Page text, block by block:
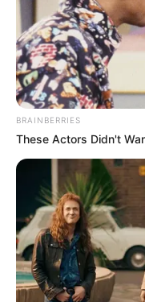
Tujuan pertama
mengunjungi Finlandia
Ia sangat menyukai
Ia lebih memilih
(sup peda seafood).
3. Erin
BRAINBERRIES
These Actors Didn't